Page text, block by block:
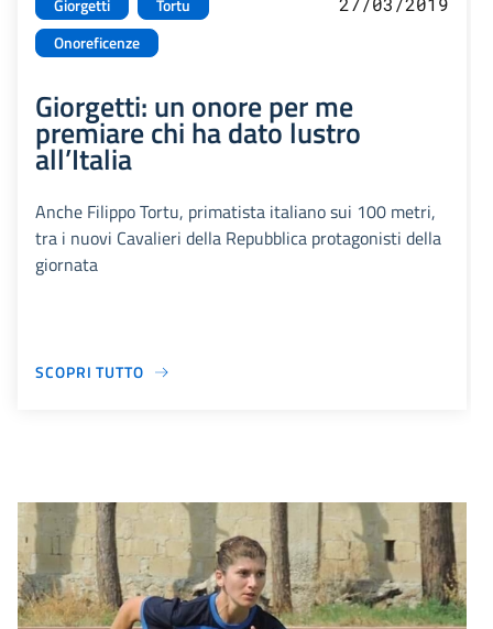
Giorgetti
Tortu
Onoreficenze
Giorgetti: un onore per me
premiare chi ha dato lustro
all’Italia
Anche Filippo Tortu, primatista italiano sui 100 metri,
tra i nuovi Cavalieri della Repubblica protagonisti della
giornata
SCOPRI TUTTO